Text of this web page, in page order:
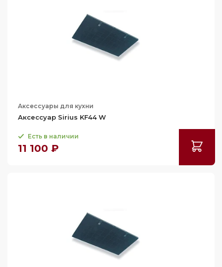
Аксессуары для кухни
Аксессуар Sirius KF44 W
Есть в наличии
11 100 ₽